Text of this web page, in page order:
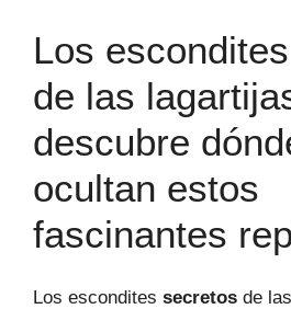
Los
de las
descubre
ocultan estos
fascinantes
Los escondites secretos de